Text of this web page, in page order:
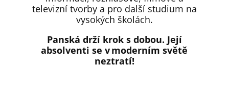
televizní tvorby a pro další studium na
vysokých školách.
Panská drží krok s dobou. Její
absolventi se v moderním světě
neztratí!